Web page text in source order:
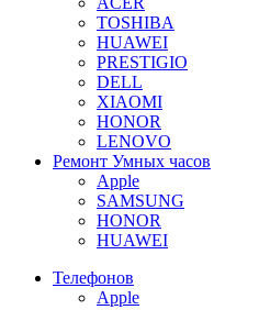
TOSHIBA
HUAWEI
PRESTIGIO
DELL
XIAOMI
HONOR
LENOVO
Ремонт Умных часов
Apple
SAMSUNG
HONOR
HUAWEI
Телефонов
Apple